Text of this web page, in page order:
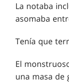
La notaba
asomaba
Tenía que
El
una masa de